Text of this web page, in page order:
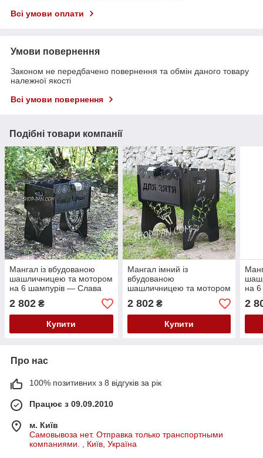
Всі умови оплати
Умови повернення
Законом не передбачено повернення та обмін даного товару
належної якості
Всі умови повернення
Подібні товари компанії
Мангал із вбудованою
шашличницею та мотором
на 6 шампурів — Слава
Україні
2 802 ₴
Купити
Мангал імний із
вбудованою
шашличницею та мотором
на 6 шампурів
2 802₴
Купити
на 6
2
Про нас
100% позитивних з 8 відгуків за рік
Працює з 09.09.2010
м. Київ
Самовывоза нет. Отправка только транспортными
компаниями. , Київ, Україна